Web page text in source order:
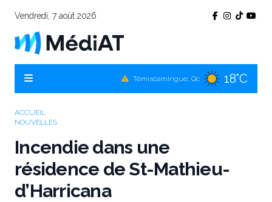
Vendredi, 7 août 2026
Témiscamingue, Qc 18°C
22°C
ACCUEIL
NOUVELLES
Incendie dans une
résidence de St-Mathieu-
d’Harricana